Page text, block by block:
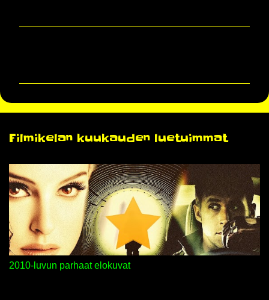
e
i
t
Filmikelan kuukauden luetuimmat
2010-luvun parhaat elokuvat